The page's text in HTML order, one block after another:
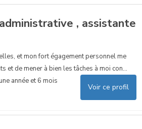
, assistante
et mon fort égagement personnel me
et de mener à bien les tâches à moi con...
année et 6 mois
Voir ce profil